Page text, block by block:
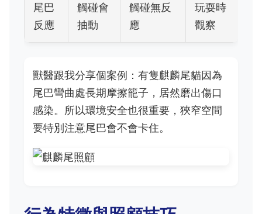
尾巴
反應
觸碰會
抽動
觸碰無反
應
玩耍時
觀察
獸醫跟我分享個案例：有隻麒麟尾貓因為
尾巴彎曲處長期摩擦籠子，居然磨出傷口
感染。所以環境安全也很重要，狹窄空間
要特別注意尾巴會不會卡住。